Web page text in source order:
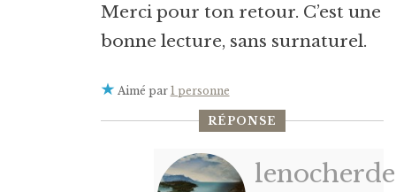
Merci pour ton retour. C’est une
bonne lecture, sans surnaturel.
Aimé par 1 personne
RÉPONSE